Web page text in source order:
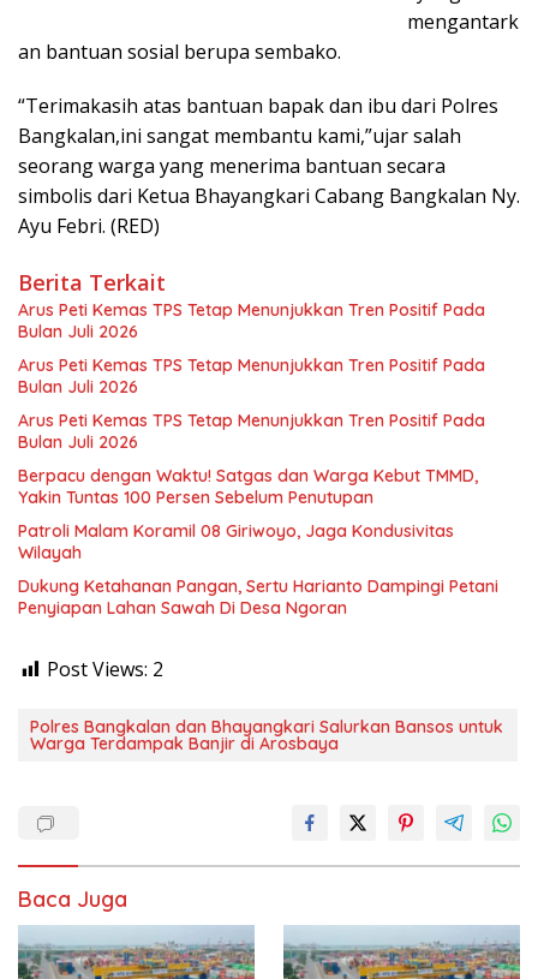
mengantark
an bantuan sosial berupa sembako.
“Terimakasih atas bantuan bapak dan ibu dari Polres
Bangkalan,ini sangat membantu kami,”ujar salah
seorang warga yang menerima bantuan secara
simbolis dari Ketua Bhayangkari Cabang Bangkalan Ny.
Ayu Febri. (RED)
Berita Terkait
Arus Peti Kemas TPS Tetap Menunjukkan Tren Positif Pada
Bulan Juli 2026
Arus Peti Kemas TPS Tetap Menunjukkan Tren Positif Pada
Bulan Juli 2026
Arus Peti Kemas TPS Tetap Menunjukkan Tren Positif Pada
Bulan Juli 2026
Berpacu dengan Waktu! Satgas dan Warga Kebut TMMD,
Yakin Tuntas 100 Persen Sebelum Penutupan
Patroli Malam Koramil 08 Giriwoyo, Jaga Kondusivitas
Wilayah
Dukung Ketahanan Pangan, Sertu Harianto Dampingi Petani
Penyiapan Lahan Sawah Di Desa Ngoran
Post Views: 2
Polres Bangkalan dan Bhayangkari Salurkan Bansos untuk
Warga Terdampak Banjir di Arosbaya
Baca Juga